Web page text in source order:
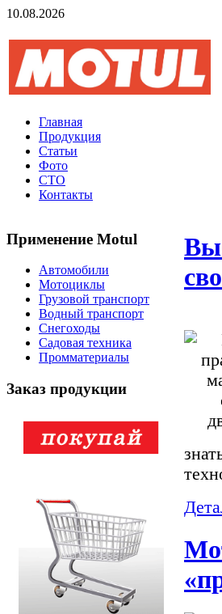
10.08.2026
Главная
Продукция
Статьи
Фото
СТО
Контакты
Применение Motul
Автомобили
Мотоциклы
Грузовой транспорт
Водный транспорт
Снегоходы
Садовая техника
Промматериалы
Заказ продукции